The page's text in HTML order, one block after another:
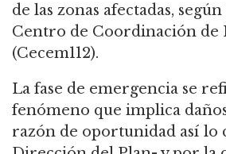
de las zonas afectadas,
Centro de Coordinación de
(Cecem112).
La fase de emergencia se
fenómeno que implica
razón de oportunidad así lo